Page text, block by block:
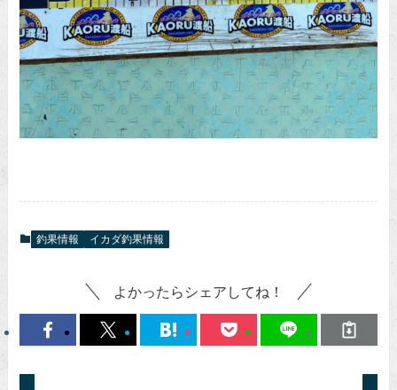
釣果情報 イカダ釣果情報
よかったらシェアしてね！